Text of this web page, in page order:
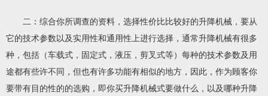
二：综合你所调查的资料，选择性价比比较好的升降机械，要从
它的技术参数以及实用性和通用性上进行选择，通常升降机械有很多
种，包括（车载式，固定式，液压，剪叉式等）每种的技术参数及用
途都有些许不同，但也有许多功能有相似的地方，因此，作为顾客你
要带有目的性的的选购，即你买升降机械式要做什么，以及哪种升降